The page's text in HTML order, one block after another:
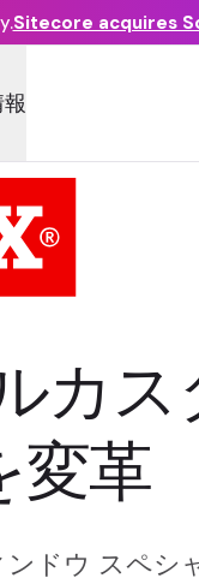
Sitecore acquires
カ
変革
ドウ スペシ